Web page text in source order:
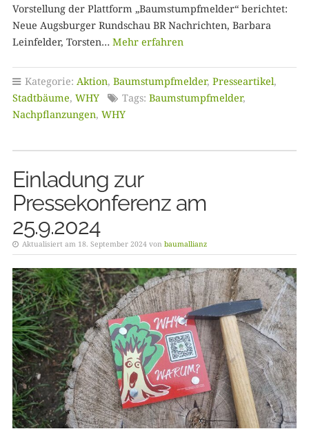
Vorstellung der Plattform „Baumstumpfmelder“ berichtet:
Neue Augsburger Rundschau BR Nachrichten, Barbara
Leinfelder, Torsten… Mehr erfahren
Kategorie: Aktion, Baumstumpfmelder, Presseartikel,
Stadtbäume, WHY Tags: Baumstumpfmelder,
Nachpflanzungen, WHY
Einladung zur
Pressekonferenz am
25.9.2024
Aktualisiert am 18. September 2024 von baumallianz